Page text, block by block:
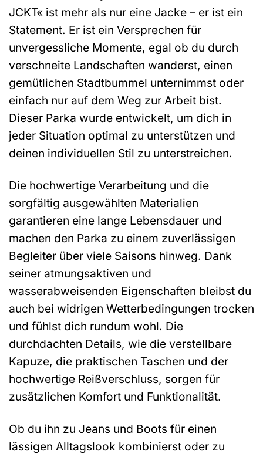
JCKT« ist mehr als nur eine Jacke – er ist ein
Statement. Er ist ein Versprechen für
unvergessliche Momente, egal ob du durch
verschneite Landschaften wanderst, einen
gemütlichen Stadtbummel unternimmst oder
einfach nur auf dem Weg zur Arbeit bist.
Dieser Parka wurde entwickelt, um dich in
jeder Situation optimal zu unterstützen und
deinen individuellen Stil zu unterstreichen.
Die hochwertige Verarbeitung und die
sorgfältig ausgewählten Materialien
garantieren eine lange Lebensdauer und
machen den Parka zu einem zuverlässigen
Begleiter über viele Saisons hinweg. Dank
seiner atmungsaktiven und
wasserabweisenden Eigenschaften bleibst du
auch bei widrigen Wetterbedingungen trocken
und fühlst dich rundum wohl. Die
durchdachten Details, wie die verstellbare
Kapuze, die praktischen Taschen und der
hochwertige Reißverschluss, sorgen für
zusätzlichen Komfort und Funktionalität.
Ob du ihn zu Jeans und Boots für einen
lässigen Alltagslook kombinierst oder zu